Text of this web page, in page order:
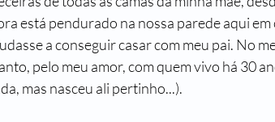
está pendurado na nossa parede aqui em
a conseguir casar com meu pai. No
pelo meu amor, com quem vivo há 30
mas nasceu ali pertinho...).